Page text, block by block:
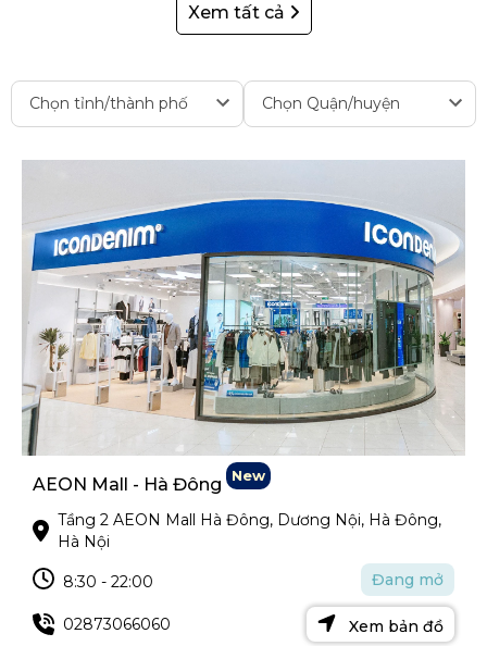
Xem tất cả
AEON Mall - Hà Đông New
Tầng 2 AEON Mall Hà Đông, Dương Nội, Hà Đông,
Hà Nội
8:30 - 22:00 Đang mở
02873066060
Xem bản đồ